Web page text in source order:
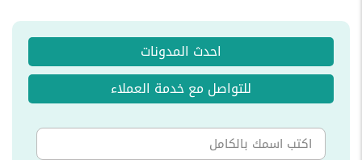
احدث المدونات
للتواصل مع خدمة العملاء